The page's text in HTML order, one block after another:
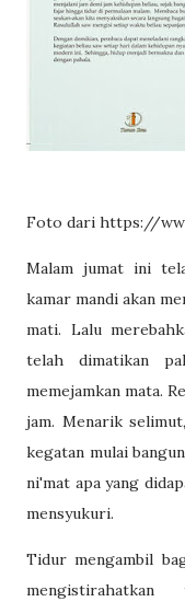
Foto dari https://
Malam jumat ini
kamar mandi akan
mati. Lalu
telah dimatikan
memejamkan mata.
jam. Menarik
kegatan mulai
ni'mat apa yang
mensyukuri.
Tidur mengambil